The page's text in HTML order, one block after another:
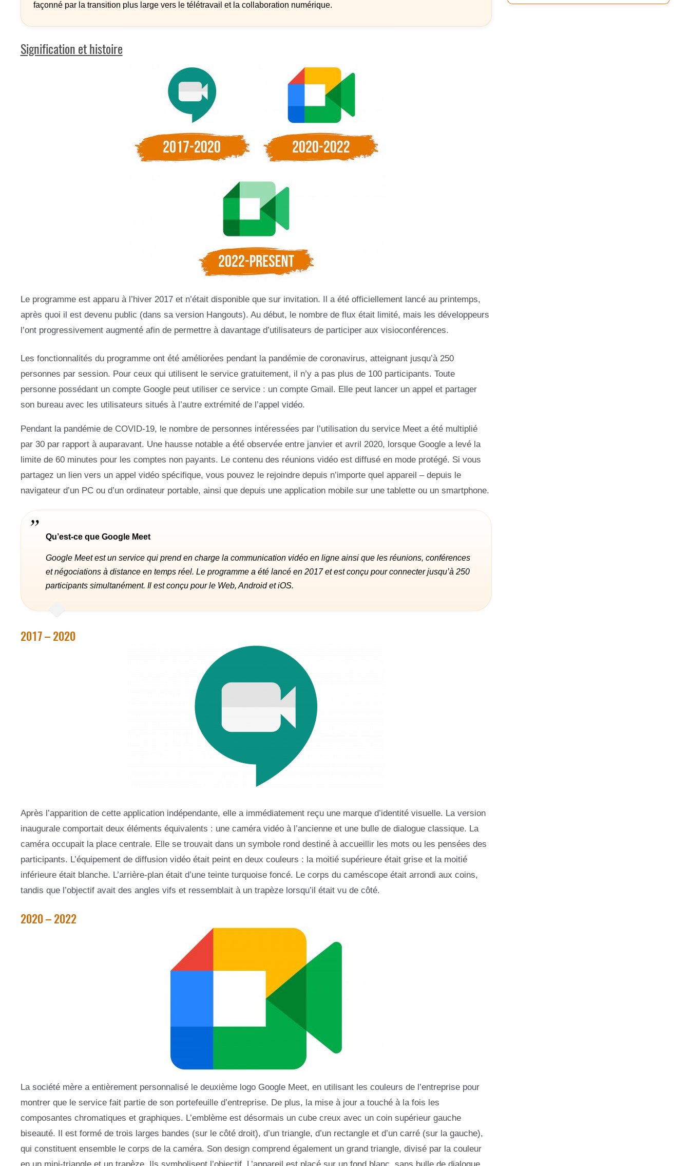
façonné par la transition plus large vers le télétravail et la collaboration numérique.
Signification et histoire
Le programme est apparu à l’hiver 2017 et n’était disponible que sur invitation. Il a été officiellement lancé au printemps,
après quoi il est devenu public (dans sa version Hangouts). Au début, le nombre de flux était limité, mais les développeurs
l’ont progressivement augmenté afin de permettre à davantage d’utilisateurs de participer aux visioconférences.
Les fonctionnalités du programme ont été améliorées pendant la pandémie de coronavirus, atteignant jusqu’à 250
personnes par session. Pour ceux qui utilisent le service gratuitement, il n’y a pas plus de 100 participants. Toute
personne possédant un compte Google peut utiliser ce service : un compte Gmail. Elle peut lancer un appel et partager
son bureau avec les utilisateurs situés à l’autre extrémité de l’appel vidéo.
Pendant la pandémie de COVID-19, le nombre de personnes intéressées par l’utilisation du service Meet a été multiplié
par 30 par rapport à auparavant. Une hausse notable a été observée entre janvier et avril 2020, lorsque Google a levé la
limite de 60 minutes pour les comptes non payants. Le contenu des réunions vidéo est diffusé en mode protégé. Si vous
partagez un lien vers un appel vidéo spécifique, vous pouvez le rejoindre depuis n’importe quel appareil – depuis le
navigateur d’un PC ou d’un ordinateur portable, ainsi que depuis une application mobile sur une tablette ou un smartphone.
Qu’est-ce que Google Meet
Google Meet est un service qui prend en charge la communication vidéo en ligne ainsi que les réunions, conférences
et négociations à distance en temps réel. Le programme a été lancé en 2017 et est conçu pour connecter jusqu’à 250
participants simultanément. Il est conçu pour le Web, Android et iOS.
2017 – 2020
Après l’apparition de cette application indépendante, elle a immédiatement reçu une marque d’identité visuelle. La version
inaugurale comportait deux éléments équivalents : une caméra vidéo à l’ancienne et une bulle de dialogue classique. La
caméra occupait la place centrale. Elle se trouvait dans un symbole rond destiné à accueillir les mots ou les pensées des
participants. L’équipement de diffusion vidéo était peint en deux couleurs : la moitié supérieure était grise et la moitié
inférieure était blanche. L’arrière-plan était d’une teinte turquoise foncé. Le corps du caméscope était arrondi aux coins,
tandis que l’objectif avait des angles vifs et ressemblait à un trapèze lorsqu’il était vu de côté.
2020 – 2022
La société mère a entièrement personnalisé le deuxième logo Google Meet, en utilisant les couleurs de l’entreprise pour
montrer que le service fait partie de son portefeuille d’entreprise. De plus, la mise à jour a touché à la fois les
composantes chromatiques et graphiques. L’emblème est désormais un cube creux avec un coin supérieur gauche
biseauté. Il est formé de trois larges bandes (sur le côté droit), d’un triangle, d’un rectangle et d’un carré (sur la gauche),
qui constituent ensemble le corps de la caméra. Son design comprend également un grand triangle, divisé par la couleur